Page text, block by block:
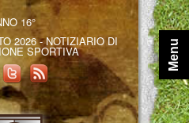
16°
2026 - NOTIZIARIO DI
SPORTIVA Menu